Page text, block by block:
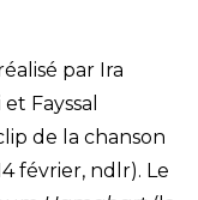
par Ira
Fayssal
de la chanson
février, ndlr). Le